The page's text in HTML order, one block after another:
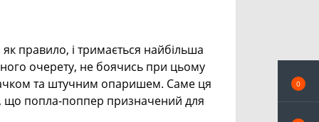
0
правило, і тримається найбільша
очерету, не боячись при цьому
та штучним опаришем. Саме ця
що попла-поппер призначений для